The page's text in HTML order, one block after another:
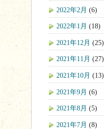
2022年2月 (6)
2022年1月 (18)
2021年12月 (25)
2021年11月 (27)
2021年10月 (13)
2021年9月 (6)
2021年8月 (5)
2021年7月 (8)